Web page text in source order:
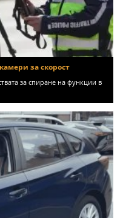
за скорост
за спиране на функции в